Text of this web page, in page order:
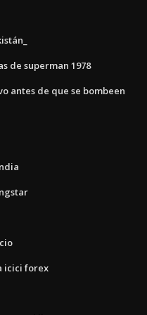
de superman 1978
antes de que se bombeen
icici forex